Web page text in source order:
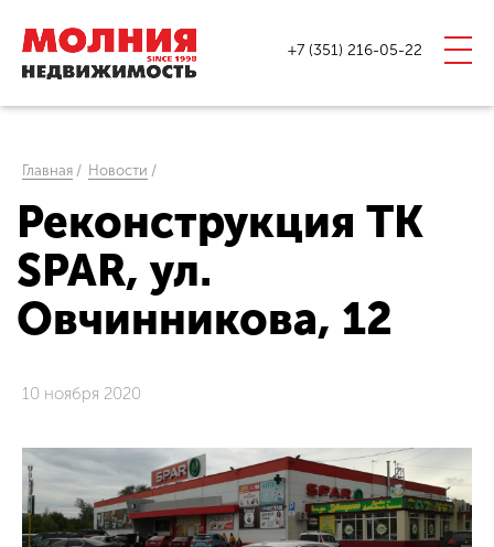
+7 (351) 216-05-22
Главная / Новости /
Реконструкция ТК
SPAR, ул.
Овчинникова, 12
10 ноября 2020